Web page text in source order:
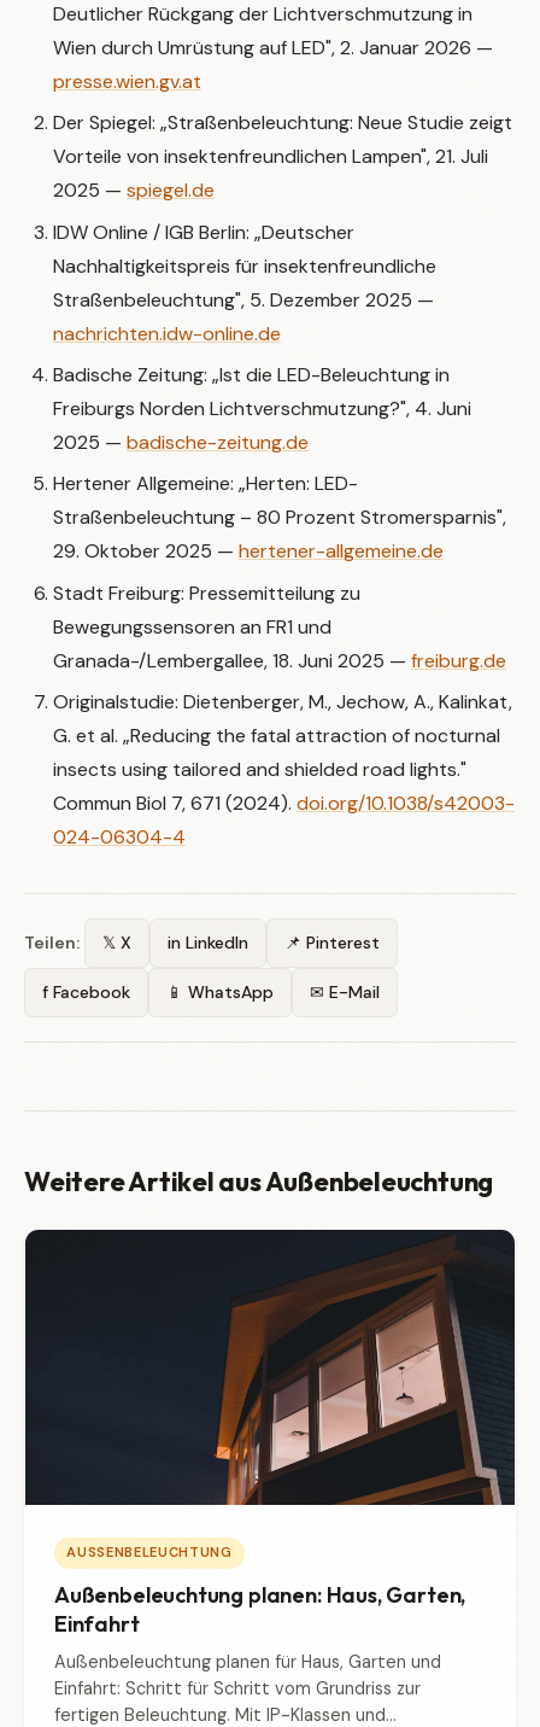
Deutlicher Rückgang der Lichtverschmutzung in
Wien durch Umrüstung auf LED", 2. Januar 2026 —
presse.wien.gv.at
Der Spiegel: „Straßenbeleuchtung: Neue Studie zeigt
Vorteile von insektenfreundlichen Lampen", 21. Juli
2025 — spiegel.de
IDW Online / IGB Berlin: „Deutscher
Nachhaltigkeitspreis für insektenfreundliche
Straßenbeleuchtung", 5. Dezember 2025 —
nachrichten.idw-online.de
Badische Zeitung: „Ist die LED-Beleuchtung in
Freiburgs Norden Lichtverschmutzung?", 4. Juni
2025 — badische-zeitung.de
Hertener Allgemeine: „Herten: LED-
Straßenbeleuchtung – 80 Prozent Stromersparnis",
29. Oktober 2025 — hertener-allgemeine.de
Stadt Freiburg: Pressemitteilung zu
Bewegungssensoren an FR1 und
Granada-/Lembergallee, 18. Juni 2025 — freiburg.de
Originalstudie: Dietenberger, M., Jechow, A., Kalinkat,
G. et al. „Reducing the fatal attraction of nocturnal
insects using tailored and shielded road lights."
Commun Biol 7, 671 (2024). doi.org/10.1038/s42003-
024-06304-4
Teilen: 𝕏 X in LinkedIn 📌 Pinterest
f Facebook 📱 WhatsApp ✉ E-Mail
Weitere Artikel aus Außenbeleuchtung
AUSSENBELEUCHTUNG
Außenbeleuchtung planen: Haus, Garten,
Einfahrt
Außenbeleuchtung planen für Haus, Garten und
Einfahrt: Schritt für Schritt vom Grundriss zur
fertigen Beleuchtung. Mit IP-Klassen und